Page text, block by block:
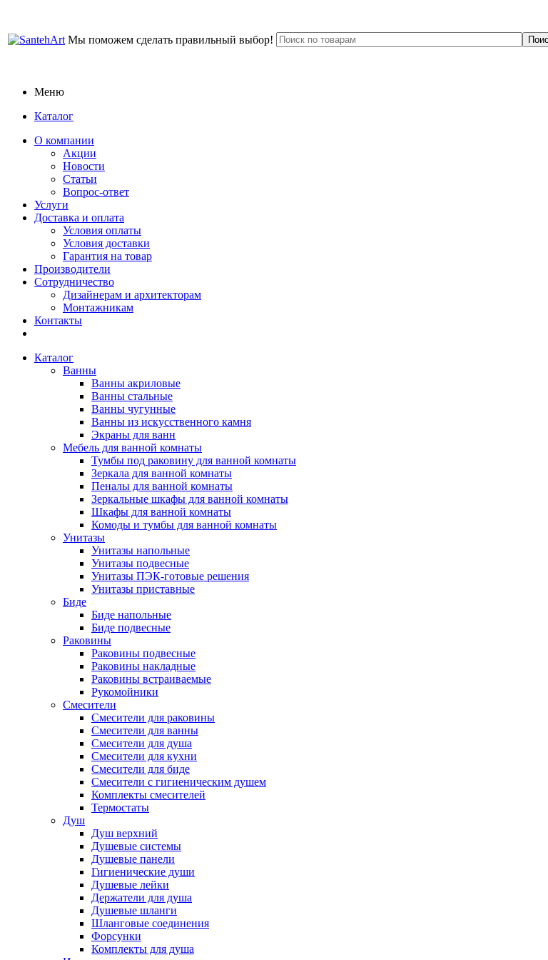
Мы поможем сделать правильный выбор!
Меню
Каталог
О компании
Акции
Новости
Статьи
Вопрос-ответ
Услуги
Доставка и оплата
Условия оплаты
Условия доставки
Гарантия на товар
Производители
Сотрудничество
Дизайнерам и архитекторам
Монтажникам
Контакты
Каталог
Ванны
Ванны акриловые
Ванны стальные
Ванны чугунные
Ванны из искусственного камня
Экраны для ванн
Мебель для ванной комнаты
Тумбы под раковину для ванной комнаты
Зеркала для ванной комнаты
Пеналы для ванной комнаты
Зеркальные шкафы для ванной комнаты
Шкафы для ванной комнаты
Комоды и тумбы для ванной комнаты
Унитазы
Унитазы напольные
Унитазы подвесные
Унитазы ПЭК-готовые решения
Унитазы приставные
Биде
Биде напольные
Биде подвесные
Раковины
Раковины подвесные
Раковины накладные
Раковины встраиваемые
Рукомойники
Смесители
Смесители для раковины
Смесители для ванны
Смесители для душа
Смесители для кухни
Смесители для биде
Смесители с гигиеническим душем
Комплекты смесителей
Термостаты
Душ
Душ верхний
Душевые системы
Душевые панели
Гигиенические души
Душевые лейки
Держатели для душа
Душевые шланги
Шланговые соединения
Форсунки
Комплекты для душа